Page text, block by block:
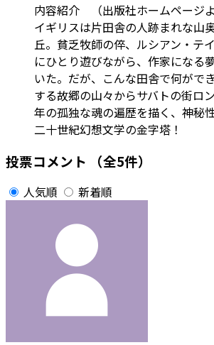
内容紹介 （出版社ホームページよ
イギリスは片田舎の人跡まれな山
丘。貧乏牧師の倅、ルシアン・テ
にひとり遊びながら、作家になる
いた。だが、こんな田舎で何がで
する故郷の山々からサバトの街ロ
年の孤独な魂の遍歴を描く、神秘
二十世紀幻想文学の金字塔！
投票コメント （全5件）
人気順 新着順